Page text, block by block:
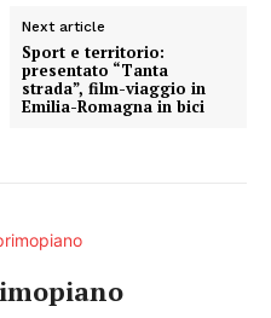
Next article
Sport e territorio:
presentato “Tanta
strada”, film-viaggio in
Emilia-Romagna in bici